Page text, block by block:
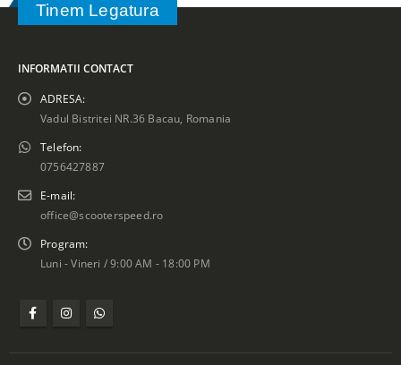
Tinem Legatura
INFORMATII CONTACT
ADRESA:
Vadul Bistritei NR.36 Bacau, Romania
Telefon:
0756427887
E-mail:
office@scooterspeed.ro
Program:
Luni - Vineri / 9:00 AM - 18:00 PM